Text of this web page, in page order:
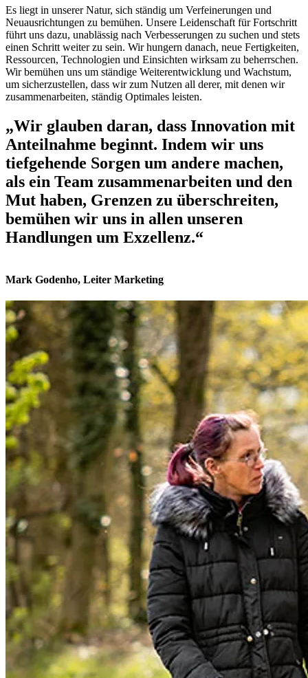
Es liegt in unserer Natur, sich ständig um Verfeinerungen und
Neuausrichtungen zu bemühen. Unsere Leidenschaft für Fortschritt
führt uns dazu, unablässig nach Verbesserungen zu suchen und stets
einen Schritt weiter zu sein. Wir hungern danach, neue Fertigkeiten,
Ressourcen, Technologien und Einsichten wirksam zu beherrschen.
Wir bemühen uns um ständige Weiterentwicklung und Wachstum,
um sicherzustellen, dass wir zum Nutzen all derer, mit denen wir
zusammenarbeiten, ständig Optimales leisten.
„Wir glauben daran, dass Innovation mit
Anteilnahme beginnt. Indem wir uns
tiefgehende Sorgen um andere machen,
als ein Team zusammenarbeiten und den
Mut haben, Grenzen zu überschreiten,
bemühen wir uns in allen unseren
Handlungen um Exzellenz.“
Mark Godenho, Leiter Marketing